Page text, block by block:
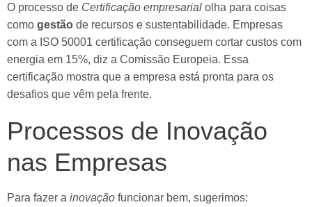
O processo de Certificação empresarial olha para coisas
como gestão de recursos e sustentabilidade. Empresas
com a ISO 50001 certificação conseguem cortar custos com
energia em 15%, diz a Comissão Europeia. Essa
certificação mostra que a empresa está pronta para os
desafios que vêm pela frente.
Processos de Inovação
nas Empresas
Para fazer a inovação funcionar bem, sugerimos: